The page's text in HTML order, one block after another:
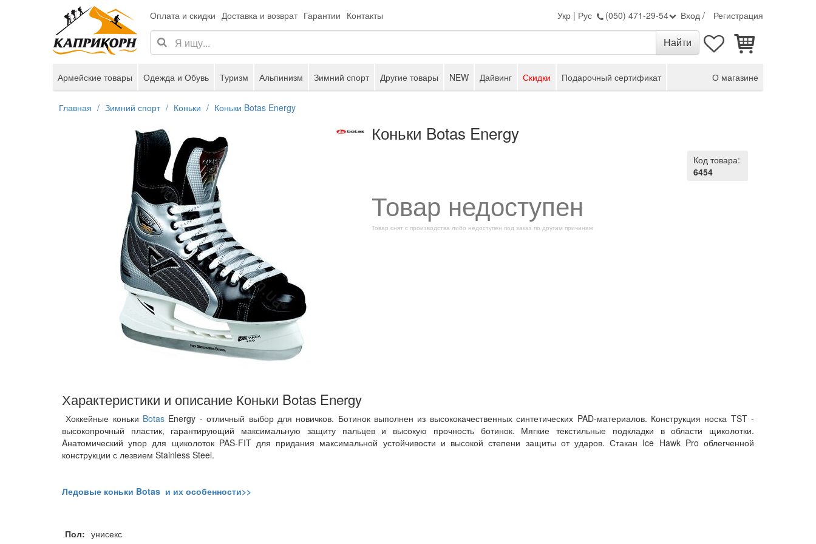
Оплата и скидки Доставка и возврат Гарантии Контакты Укр | Рус (050) 471-29-54 Вход / Регистрация
Армейские товары Одежда и Обувь Туризм Альпинизм Зимний спорт Другие товары NEW Дайвинг Скидки Подарочный сертификат О магазине
Главная Зимний спорт Коньки Коньки Botas Energy
Коньки Botas Energy
Код товара:
6454
Товар недоступен
Товар снят с производства либо недоступен под заказ по другим причинам
Характеристики и описание Коньки Botas Energy
Хоккейные коньки Botas Energy - отличный выбор для новичков. Ботинок выполнен из высококачественных синтетических PAD-материалов. Конструкция носка TST -
высокопрочный пластик, гарантирующий максимальную защиту пальцев и высокую прочность ботинок. Мягкие текстильные подкладки в области щиколотки.
Aнатомический упор для щиколоток PAS-FIT для придания максимальной устойчивости и высокой степени защиты от ударов. Стакан Ice Hawk Pro облегченной
конструкции с лезвием Stainless Steel.
Ледовые коньки Botas и их особенности>>
Пол: унисекс